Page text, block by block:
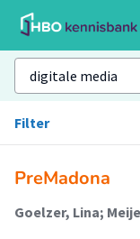
Filter
PreMadona